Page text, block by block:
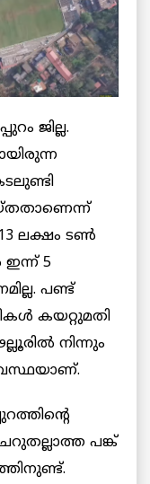
ജില്ല.
ലക്ഷം ടണ്‍
ഇന്ന് 5
പണ്ട്
കയറ്റുമതി
നിന്നും
പങ്ക്